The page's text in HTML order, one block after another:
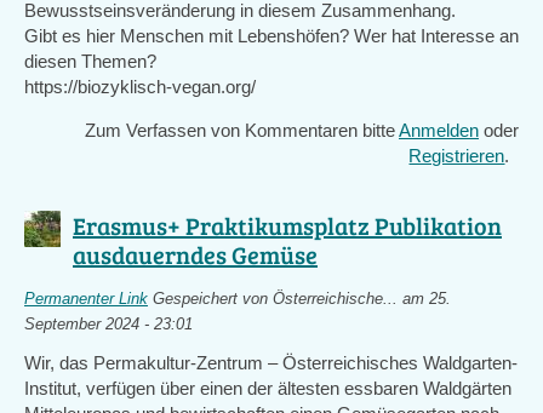
Bewusstseinsveränderung in diesem Zusammenhang.
Gibt es hier Menschen mit Lebenshöfen? Wer hat Interesse an
diesen Themen?
https://biozyklisch-vegan.org/
Zum Verfassen von Kommentaren bitteAnmelden oder
Registrieren.
Erasmus+ Praktikumsplatz Publikation
ausdauerndes Gemüse
Permanenter Link Gespeichert von Österreichische... am 25.
September 2024 - 23:01
Wir, das Permakultur-Zentrum – Österreichisches Waldgarten-
Institut, verfügen über einen der ältesten essbaren Waldgärten